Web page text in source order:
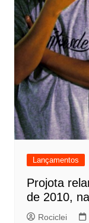
Lançamentos
Projota
de 2010,
Rociclei